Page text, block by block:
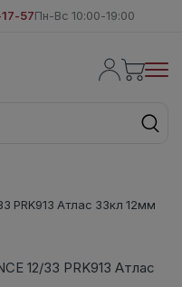
57Пн-Вс 10:00-19:00
PRK913 Атлас 33кл 12мм